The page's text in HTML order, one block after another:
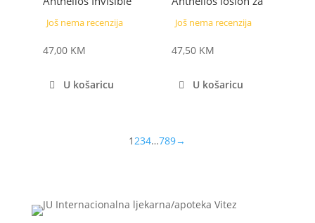
200 ml
Još nema recenzija
47,00 KM
U košaricu
50+ 200 ml
Još nema recenzija
47,50 KM
U košaricu
1234…789→